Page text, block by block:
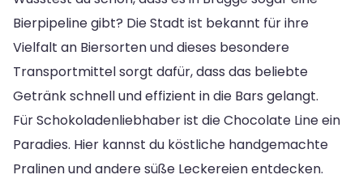
Bierpipeline gibt? Die Stadt ist bekannt für ihre
Vielfalt an Biersorten und dieses besondere
Transportmittel sorgt dafür, dass das beliebte
Getränk schnell und effizient in die Bars gelangt.
Für Schokoladenliebhaber ist die Chocolate Line ein
Paradies. Hier kannst du köstliche handgemachte
Pralinen und andere süße Leckereien entdecken.